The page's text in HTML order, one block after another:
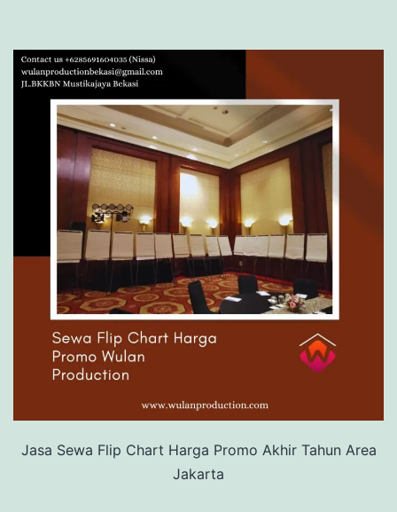
Jasa Sewa Flip Chart Harga Promo Akhir Tahun Area
Jakarta